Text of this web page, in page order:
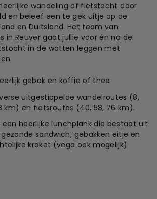
wandeling of fietstocht door
en beleef een te gek uitje op de
en Duitsland. Het team van
in Reuver gaat jullie voor én na de
in de watten leggen met
gebak en koffie of thee
uitgestippelde wandelroutes (8,
km) en fietsroutes (40, 58, 76 km).
heerlijke lunchplank die bestaat uit
sandwich, gebakken eitje en
kroket (vega ook mogelijk)